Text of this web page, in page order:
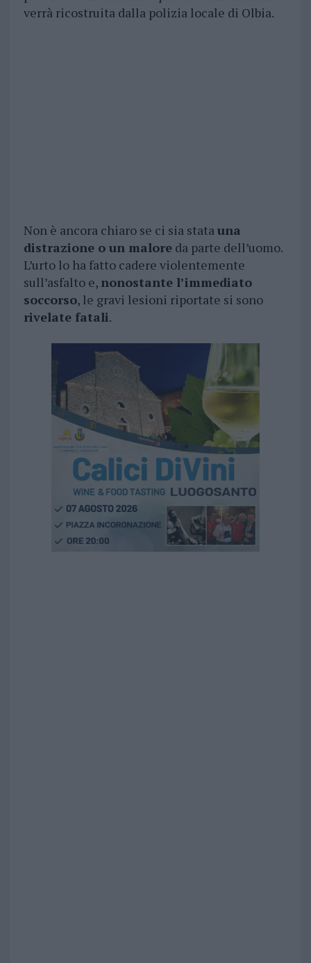
verrà ricostruita dalla polizia locale di Olbia.
Non è ancora chiaro se ci sia statauna
distrazione o un maloreda parte dell’uomo.
L’urto lo ha fatto cadere violentemente
sull’asfalto e, nonostante l’immediato
soccorso, le gravi lesioni riportate si sono
rivelate fatali.